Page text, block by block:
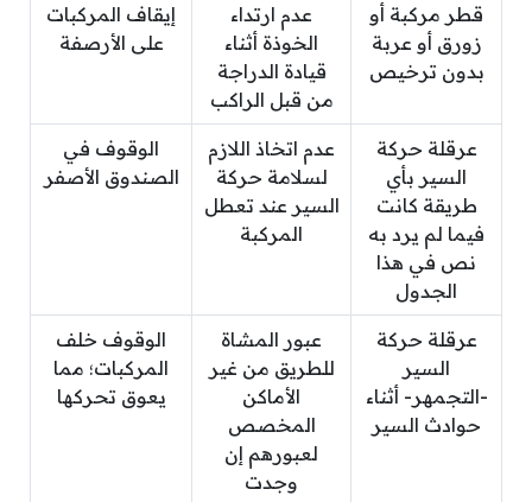
قطر مركبة أو
زورق أو عربة
بدون ترخيص
عدم ارتداء
الخوذة أثناء
قيادة الدراجة
من قبل الراكب
إيقاف المركبات
على الأرصفة
عرقلة حركة
السير بأي
طريقة كانت
فيما لم يرد به
نص في هذا
الجدول
عدم اتخاذ اللازم
لسلامة حركة
السير عند تعطل
المركبة
الوقوف في
الصندوق الأصفر
عرقلة حركة
السير
-التجمهر- أثناء
حوادث السير
عبور المشاة
للطريق من غير
الأماكن
المخصص
لعبورهم إن
وجدت
الوقوف خلف
المركبات؛ مما
يعوق تحركها